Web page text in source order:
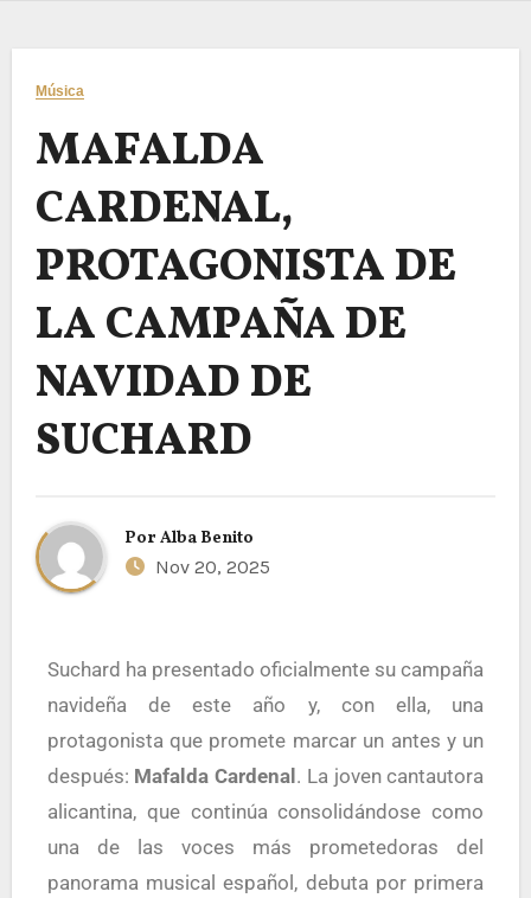
Música
MAFALDA
CARDENAL,
PROTAGONISTA DE
LA CAMPAÑA DE
NAVIDAD DE
SUCHARD
Por Alba Benito
Nov 20, 2025
Suchard ha presentado oficialmente su campaña
navideña de este año y, con ella, una
protagonista que promete marcar un antes y un
después: Mafalda Cardenal. La joven cantautora
alicantina, que continúa consolidándose como
una de las voces más prometedoras del
panorama musical español, debuta por primera